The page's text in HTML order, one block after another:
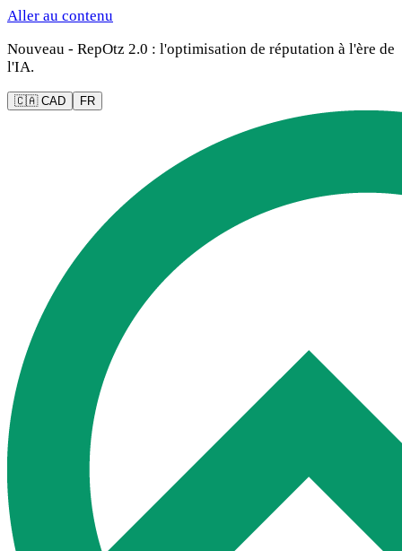
Aller au contenu
Nouveau - RepOtz 2.0 : l'optimisation de réputation à l'ère de
l'IA.
🇨🇦 CAD FR